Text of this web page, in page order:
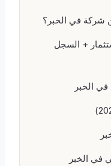
+ السجل
الخبر
في الخبر